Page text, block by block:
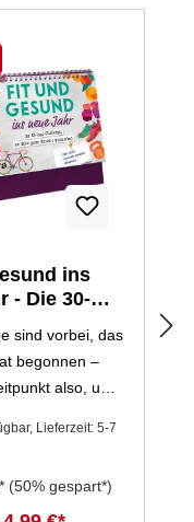
ins
- Die 30-
Vorsätze
sind vorbei, das
begonnen –
also, um
gesündere
gelingt
ganz
Lieferzeit: 5-7
(50% gespart*)